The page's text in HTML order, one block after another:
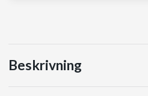
Beskrivning